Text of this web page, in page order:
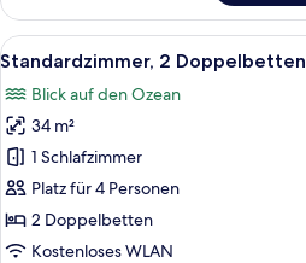
2 Doppelbetten,
Balkon
Alle
Fotos
für
Standardzimmer,
2 Doppelbetten,
Balkon,
Meerblick
anzeigen
Ein
8
Standardzimmer, 2
Blick auf den Ozean
34 m²
1 Schlafzimmer
Platz für 4 Personen
2 Doppelbetten
Kostenloses WLAN